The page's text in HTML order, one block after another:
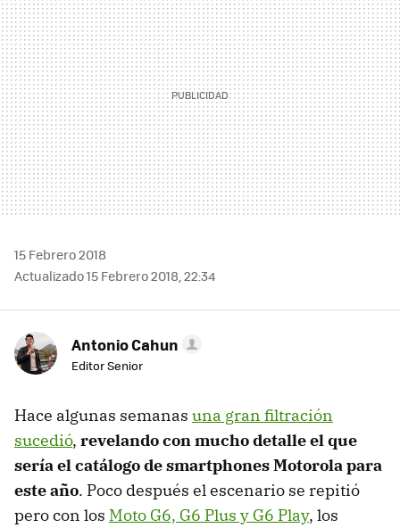
15 Febrero 2018
Actualizado 15 Febrero 2018, 22:34
Antonio Cahun
Editor Senior
Hace algunas semanas una gran filtración
sucedió, revelando con mucho detalle el que
sería el catálogo de smartphones Motorola para
este año. Poco después el escenario se repitió
pero con los Moto G6, G6 Plus y G6 Play, los